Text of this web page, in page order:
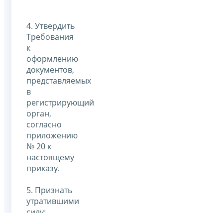
4. Утвердить
Требования
к
оформлению
документов,
представляемых
в
регистрирующий
орган,
согласно
приложению
№ 20 к
настоящему
приказу.
5. Признать
утратившими